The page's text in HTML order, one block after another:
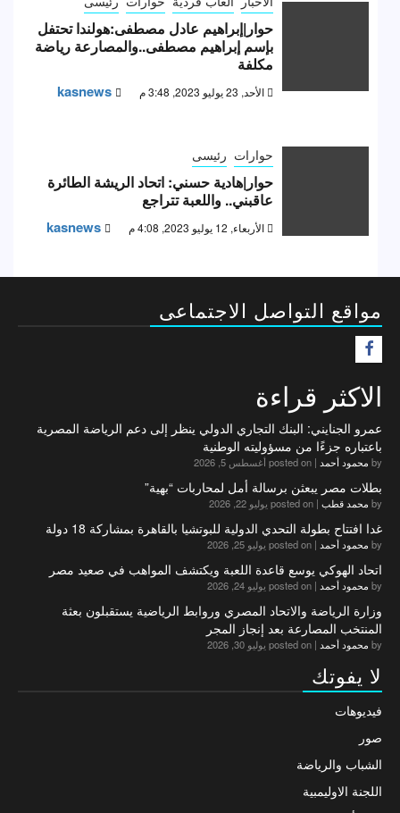
حوار|إبراهيم عادل مصطفى:هولندا تحتفل
بإسم إبراهيم مصطفى..والمصارعة رياضة
مكلفة
الأحد, 23 يوليو 2023, 3:48 م kasnews
حوارات رئيسى
حوار|هادية حسني: اتحاد الريشة الطائرة
عاقبني.. واللعبة تتراجع
الأربعاء, 12 يوليو 2023, 4:08 م kasnews
مواقع التواصل الاجتماعى
الاكثر قراءة
عمرو الجنايني: البنك التجاري الدولي ينظر إلى دعم الرياضة المصرية
باعتباره جزءًا من مسؤوليته الوطنية
by محمود أحمد | posted on أغسطس 5, 2026
بطلات مصر يبعثن برسالة أمل لمحاربات “بهية”
by محمد قطب | posted on يوليو 22, 2026
غدا افتتاح بطولة التحدي الدولية للبوتشيا بالقاهرة بمشاركة 18 دولة
by محمود أحمد | posted on يوليو 25, 2026
اتحاد الهوكي يوسع قاعدة اللعبة ويكتشف المواهب في صعيد مصر
by محمود أحمد | posted on يوليو 24, 2026
وزارة الرياضة والاتحاد المصري وروابط الرياضية يستقبلون بعثة
المنتخب المصارعة بعد إنجاز المجر
by محمود أحمد | posted on يوليو 30, 2026
لا يفوتك
فيديوهات
صور
الشباب والرياضة
اللجنة الاوليمبية